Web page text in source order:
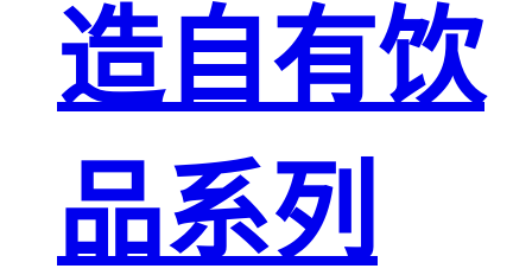
造自有饮
品系列